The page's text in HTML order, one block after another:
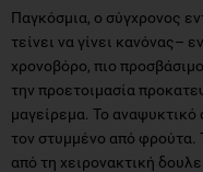
Παγκόσμια, ο σύγχρονος
τείνει να γίνει κανόνας–
χρονοβόρο, πιο
την προετοιμασία
μαγείρεμα. Το αναψυκτικό
τον στυμμένο από φρούτα.
από τη χειρονακτική